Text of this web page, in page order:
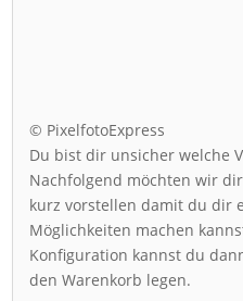
© PixelfotoExpress
Du bist dir unsicher welche
Nachfolgend möchten wir
kurz vorstellen damit du dir
Möglichkeiten machen
Konfiguration kannst du
den Warenkorb legen.